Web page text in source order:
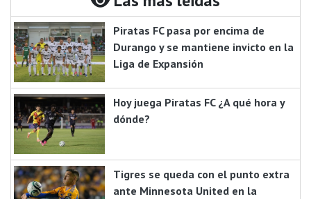
Piratas FC pasa por encima de
Durango y se mantiene invicto en la
Liga de Expansión
Hoy juega Piratas FC ¿A qué hora y
dónde?
Tigres se queda con el punto extra
ante Minnesota United en la